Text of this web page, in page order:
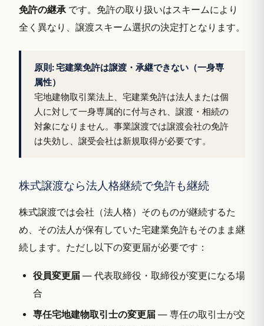
免許の継承です。免許の取り扱いはスキームにより
全く異なり、譲渡スキーム選択の決定打となります。
原則: 宅建業免許は譲渡・承継できない（一身専
属性）
宅地建物取引業法上、宅建業免許は法人または個
人に対して一身専属的に付与され、譲渡・相続の
対象になりません。事業譲渡では譲渡会社の免許
は失効し、譲受会社は新規取得が必要です。
株式譲渡なら法人格継続で免許も継続
株式譲渡では会社（法人格）そのものが継続するた
め、その法人が保有していた宅建業免許もそのまま継
続します。ただし以下の変更届が必要です：
役員変更届 — 代表取締役・取締役が変更になる場
合
専任宅地建物取引士の変更届 — 専任の取引士が交